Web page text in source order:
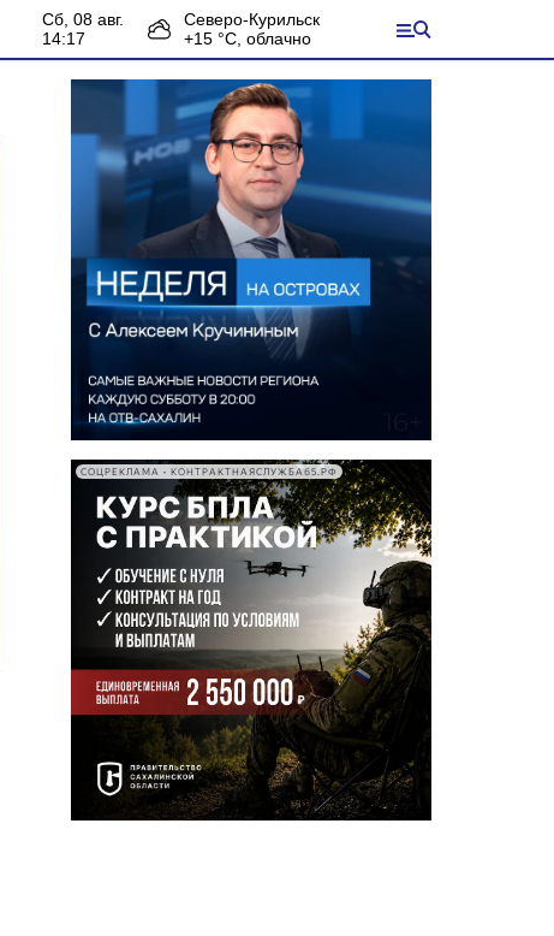
сб, 08 авг.
14:17
Северо-Курильск
+15 °С, облачно
СОЦРЕКЛАМА • КОНТРАКТНАЯСЛУЖБА65.РФ